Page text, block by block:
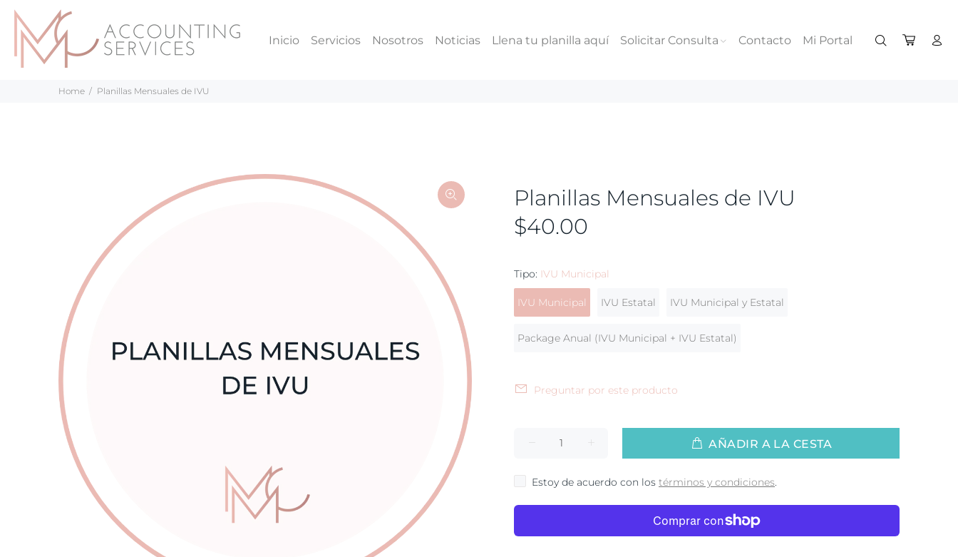
Inicio Servicios Nosotros Noticias Llena tu planilla aquí Solicitar Consulta Contacto Mi Portal
Home Planillas Mensuales de IVU
Planillas Mensuales de IVU
$40.00
Tipo: IVU Municipal
IVU Municipal IVU Estatal IVU Municipal y Estatal
Package Anual (IVU Municipal + IVU Estatal)
Preguntar por este producto
AÑADIR A LA CESTA
Estoy de acuerdo con los términos y condiciones.